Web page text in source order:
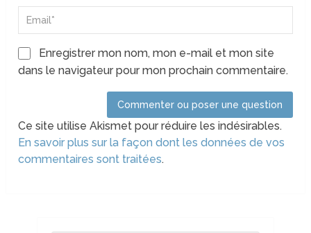
Enregistrer mon nom, mon e-mail et mon site
dans le navigateur pour mon prochain commentaire.
Ce site utilise Akismet pour réduire les indésirables.
En savoir plus sur la façon dont les données de vos
commentaires sont traitées.